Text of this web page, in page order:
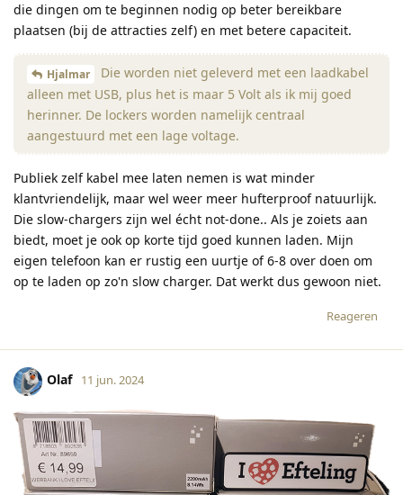
die dingen om te beginnen nodig op beter bereikbare
plaatsen (bij de attracties zelf) en met betere capaciteit.
Hjalmar
Die worden niet geleverd met een laadkabel
alleen met USB, plus het is maar 5 Volt als ik mij goed
herinner. De lockers worden namelijk centraal
aangestuurd met een lage voltage.
Publiek zelf kabel mee laten nemen is wat minder
klantvriendelijk, maar wel weer meer hufterproof natuurlijk.
Die slow-chargers zijn wel écht not-done.. Als je zoiets aan
biedt, moet je ook op korte tijd goed kunnen laden. Mijn
eigen telefoon kan er rustig een uurtje of 6-8 over doen om
op te laden op zo'n slow charger. Dat werkt dus gewoon niet.
Reageren
Olaf 11 jun. 2024